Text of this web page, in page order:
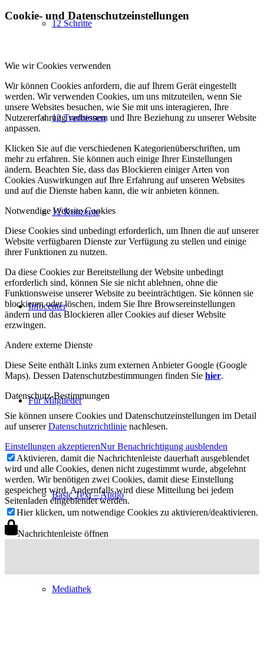
12 Schritte
12 Traditionen
12 Konzepte
Infocenter
Für Mitglieder
Basic Text – Audio
Mediathek
Cookie- und Datenschutzeinstellungen
Wie wir Cookies verwenden
Wir können Cookies anfordern, die auf Ihrem Gerät eingestellt
werden. Wir verwenden Cookies, um uns mitzuteilen, wenn Sie
unsere Websites besuchen, wie Sie mit uns interagieren, Ihre
Nutzererfahrung verbessern und Ihre Beziehung zu unserer Website
anpassen.
Klicken Sie auf die verschiedenen Kategorienüberschriften, um
mehr zu erfahren. Sie können auch einige Ihrer Einstellungen
ändern. Beachten Sie, dass das Blockieren einiger Arten von
Cookies Auswirkungen auf Ihre Erfahrung auf unseren Websites
und auf die Dienste haben kann, die wir anbieten können.
Notwendige Website Cookies
Diese Cookies sind unbedingt erforderlich, um Ihnen die auf unserer
Website verfügbaren Dienste zur Verfügung zu stellen und einige
ihrer Funktionen zu nutzen.
Da diese Cookies zur Bereitstellung der Website unbedingt
erforderlich sind, können Sie sie nicht ablehnen, ohne die
Funktionsweise unserer Website zu beeinträchtigen. Sie können sie
blockieren oder löschen, indem Sie Ihre Browsereinstellungen
ändern und das Blockieren aller Cookies auf dieser Website
erzwingen.
Andere externe Dienste
Diese Seite enthält Links zum externen Anbieter Google (Google
Maps). Dessen Datenschutzbestimmungen finden Sie hier.
Datenschutz-Bestimmungen
Sie können unsere Cookies und Datenschutzeinstellungen im Detail
auf unsererDatenschutzrichtlinie nachlesen.
Einstellungen akzeptierenNur Benachrichtigung ausblenden
Aktivieren, damit die Nachrichtenleiste dauerhaft ausgeblendet
wird und alle Cookies, denen nicht zugestimmt wurde, abgelehnt
werden. Wir benötigen zwei Cookies, damit diese Einstellung
gespeichert wird. Andernfalls wird diese Mitteilung bei jedem
Seitenladen eingeblendet werden.
Hier klicken, um notwendige Cookies zu aktivieren/deaktivieren.
Nachrichtenleiste öffnen